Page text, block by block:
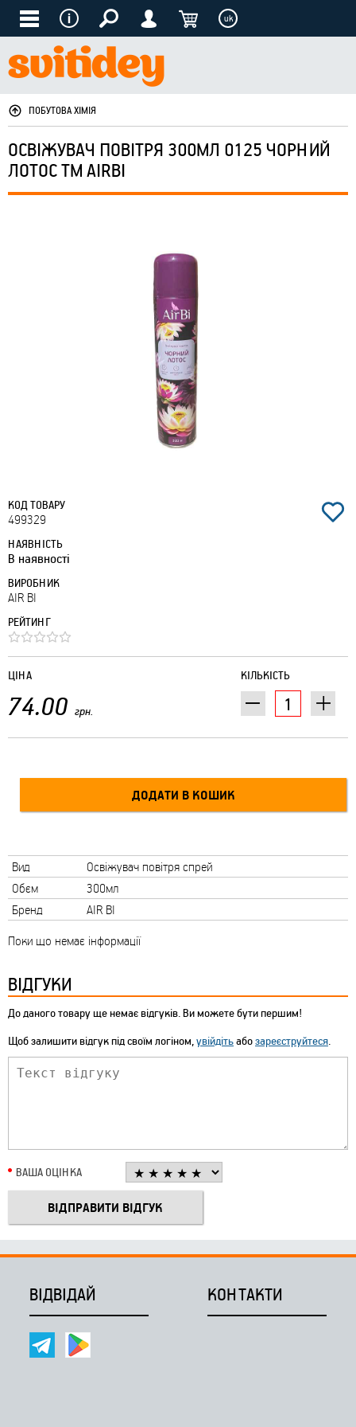
uk
ПОБУТОВА ХІМІЯ
ОСВIЖУВАЧ ПОВIТРЯ 300МЛ 0125 ЧОРНИЙ
ЛОТОС ТМ AIRBI
КОД ТОВАРУ
499329
НАЯВНІСТЬ
В наявності
ВИРОБНИК
AIR BI
РЕЙТИНГ
КІЛЬКІСТЬ
ЦІНА
74.00 грн.
Вид
Освiжувач повiтря спрей
Обєм
300мл
Бренд
AIR BI
Поки що немає інформації
ВІДГУКИ
До даного товару ще немає відгуків. Ви можете бути першим!
Щоб залишити відгук під своїм логіном,увійдітьабозареєструйтеся.
ВАША ОЦІНКА
ВІДВІДАЙ КОНТАКТИ